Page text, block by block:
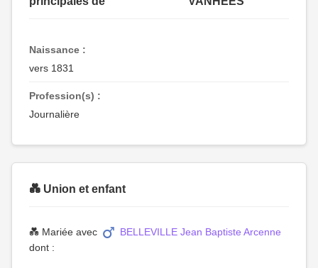
Naissance :
vers 1831
Profession(s) :
Journalière
💑 Union et enfant
💑 Mariée avec
BELLEVILLE Jean Baptiste Arcenne
dont :